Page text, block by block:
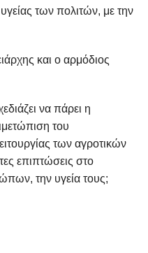
των πολιτών, με την
και ο αρμόδιος
να πάρει η
του
των αγροτικών
επιπτώσεις στο
την υγεία τους;